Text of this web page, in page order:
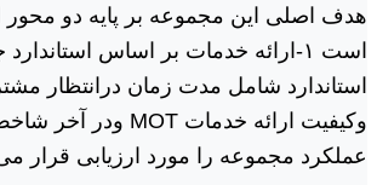
هدف اصلی این مجموعه بر پایه دو محور
است ١-ارائه خدمات بر اساس
عملکرد مجموعه را مورد ارزیابی قرار